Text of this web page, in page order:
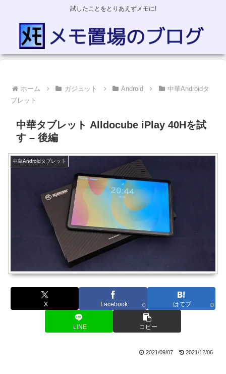
試したことをとりあえずメモに!
ホーム ガジェット Android
中華Androidタ
ブレット
中華タブレット Alldocube iPlay 40Hを試
す – 後編
中華Androidタブレット
X Facebook 0 はてブ 0
LINE コピー
2021/09/07 2021/12/06